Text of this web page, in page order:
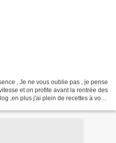
, Je ne vous oublie pas , je pense
et on profite avant la rentrée des
,en plus j'ai plein de recettes à vous